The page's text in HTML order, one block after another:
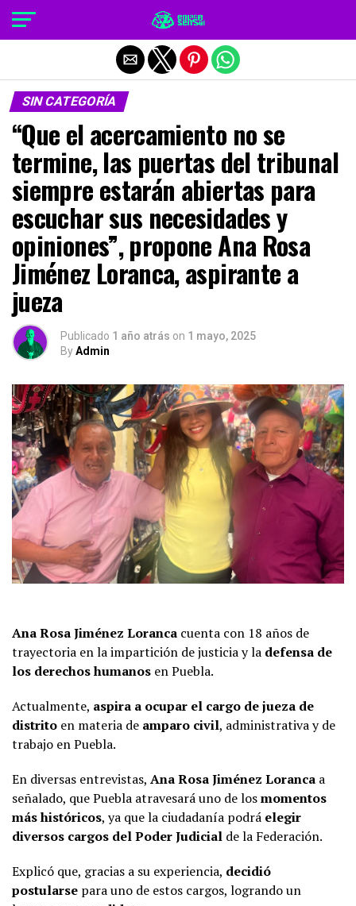
SIN CATEGORÍA
“Que el acercamiento no se
termine, las puertas del tribunal
siempre estarán abiertas para
escuchar sus necesidades y
opiniones”, propone Ana Rosa
Jiménez Loranca, aspirante a
jueza
Publicado 1 año atrás on 1 mayo, 2025
ByAdmin
Ana Rosa Jiménez Loranca cuenta con 18 años de
trayectoria en la impartición de justicia y la defensa de
los derechos humanos en Puebla.
Actualmente, aspira a ocupar el cargo de jueza de
distrito en materia de amparo civil, administrativa y de
trabajo en Puebla.
En diversas entrevistas, Ana Rosa Jiménez Loranca a
señalado, que Puebla atravesará uno de losmomentos
más históricos, ya que la ciudadanía podrá elegir
diversos cargos del Poder Judicial de la Federación.
Explicó que, gracias a su experiencia, decidió
postularse para uno de estos cargos, logrando un
Salir de la versión móvil